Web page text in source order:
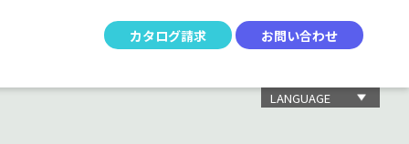
カタログ請求
お問い合わせ
LANGUAGE